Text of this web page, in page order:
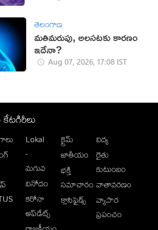
తెలంగాణ
మతిమరుపు, అలసటకు కారణం
ఇదేనా?
Aug 07, 2026, 17:08 IST
Lokal
-
మగువ
వినోదం
కరోనా
అప్‌డేట్స్
క్రైమ్
జాతీయం
భక్తి
సమాచారం
క్లాసిఫైడ్స్
విద్య
రైతు
కుటుంబం
వాతావరణం
వ్యాపార
ప్రపంచం